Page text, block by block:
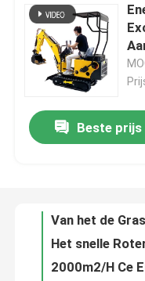
Thuis
Producten
Over ons
Kwaliteitscontrole
Beste prijs